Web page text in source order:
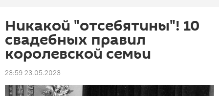
Никакой "отсебятины"! 10
свадебных правил
королевской семьи
23:59 23.05.2023